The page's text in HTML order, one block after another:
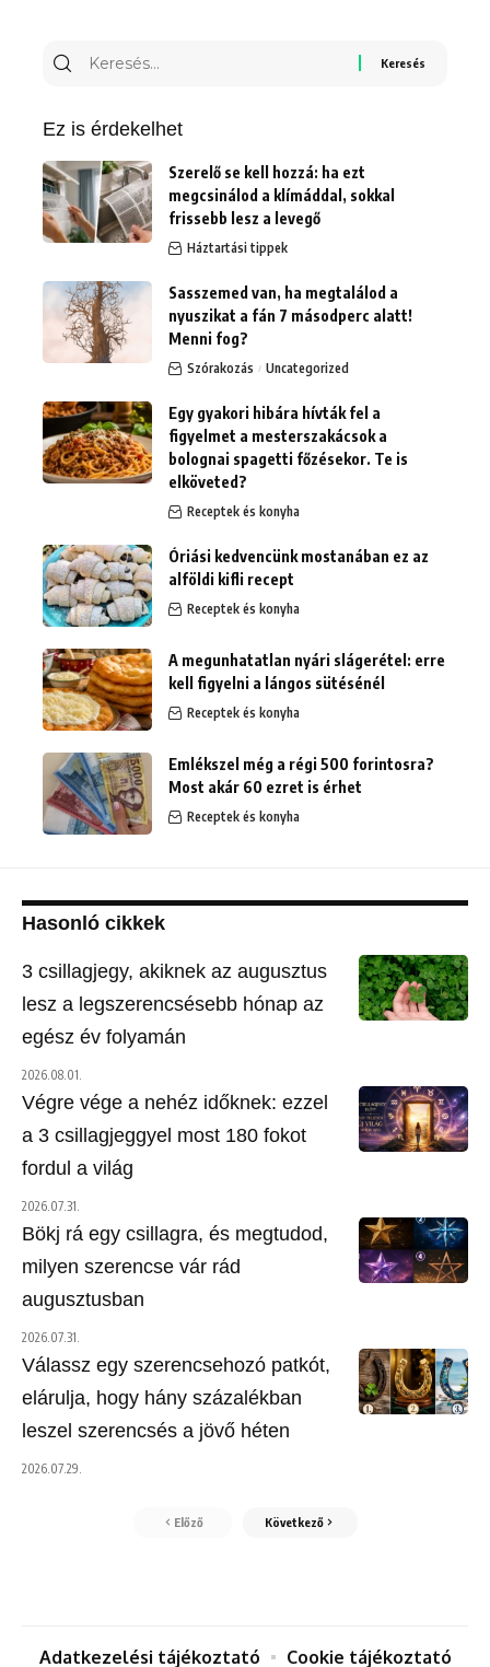
Keresés
Ez is érdekelhet
Szerelő se kell hozzá: ha ezt
megcsinálod a klímáddal, sokkal
frissebb lesz a levegő
Háztartási tippek
Sasszemed van, ha megtalálod a
nyuszikat a fán 7 másodperc alatt!
Menni fog?
Szórakozás Uncategorized
Egy gyakori hibára hívták fel a
figyelmet a mesterszakácsok a
bolognai spagetti főzésekor. Te is
elköveted?
Receptek és konyha
Óriási kedvencünk mostanában ez az
alföldi kifli recept
Receptek és konyha
A megunhatatlan nyári slágerétel: erre
kell figyelni a lángos sütésénél
Receptek és konyha
Emlékszel még a régi 500 forintosra?
Most akár 60 ezret is érhet
Receptek és konyha
Hasonló cikkek
3 csillagjegy, akiknek az augusztus
lesz a legszerencsésebb hónap az
egész év folyamán
2026.08.01.
Végre vége a nehéz időknek: ezzel
a 3 csillagjeggyel most 180 fokot
fordul a világ
2026.07.31.
Bökj rá egy csillagra, és megtudod,
milyen szerencse vár rád
augusztusban
2026.07.31.
Válassz egy szerencsehozó patkót,
elárulja, hogy hány százalékban
leszel szerencsés a jövő héten
2026.07.29.
Előző Következő
Adatkezelési tájékoztató Cookie tájékoztató